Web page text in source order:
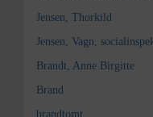
Jensen, Thorkild
Jensen, Vagn,
Brandt, Anne Birgitte
Brand
brandtomt